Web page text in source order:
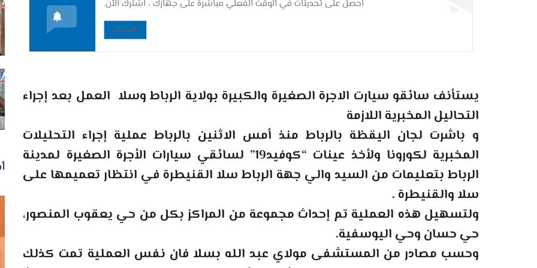
احصل على تحديثات في الوقت الفعلي مباشرة على جهازك ، اشترك الآن.
الاشتراك
يستأنف سائقو سيارت الاجرة الصغيرة والكبيرة بولاية الرباط وسلا العمل بعد إجراء
التحاليل المخبرية اللازمة
و باشرت لجان اليقظة بالرباط منذ أمس الاثنين بالرباط عملية إجراء التحليلات
المخبرية لكورونا ولأخذ عينات “كوفيد19” لسائقي سيارات الأجرة الصغيرة لمدينة
الرباط بتعليمات من السيد والي جهة الرباط سلا القنيطرة في انتظار تعميمها على
سلا والقنيطرة .
ولتسهيل هذه العملية تم إحداث مجموعة من المراكز بكل من حي يعقوب المنصور،
حي حسان وحي اليوسفية.
وحسب مصادر من المستشفى مولاي عبد الله بسلا فان نفس العملية تمت كذلك